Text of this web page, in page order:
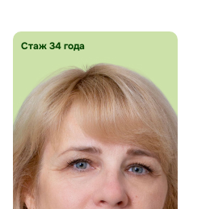
Стаж 34 года